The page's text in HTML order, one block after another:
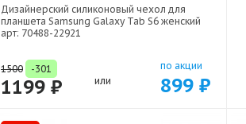
Дизайнерский силиконовый чехол для
планшета Samsung Galaxy Tab S6 женский
арт: 70488-22921
1500 -301
1199 ₽ или
по акции
899 ₽